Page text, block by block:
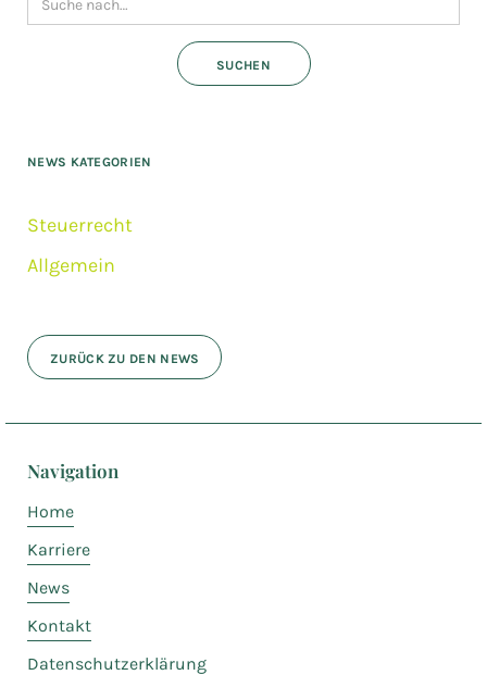
NEWS KATEGORIEN
Steuerrecht
Allgemein
ZURÜCK ZU DEN NEWS
Navigation
Home
Karriere
News
Kontakt
Datenschutzerklärung